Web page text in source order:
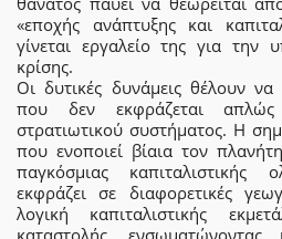
«εποχής ανάπτυξης και
γίνεται εργαλείο της για
κρίσης.
Οι δυτικές δυνάμεις θέλουν
που δεν εκφράζεται
στρατιωτικού συστήματος. Η
που ενοποιεί βίαια τον
παγκόσμιας
εκφράζει σε διαφορετικές
λογική καπιταλιστικής
καταστολής, ενσωματώνοντας